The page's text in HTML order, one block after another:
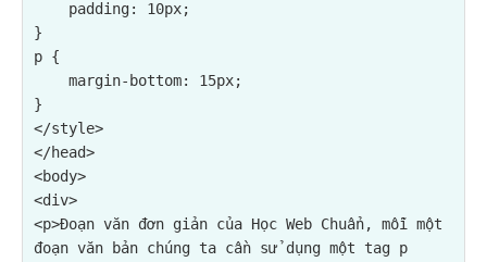
}
p {
}
</style>
</head>
<body>
<p>Đoạn văn đơn giản của Học Web Chuẩn, mỗi một
đoạn văn bản chúng ta cần sử dụng một tag p